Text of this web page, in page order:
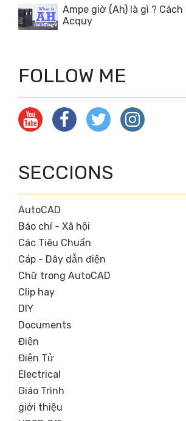
Ampe giờ (Ah) là gì ? Cách
Acquy
FOLLOW ME
SECCIONS
AutoCAD
Báo chí - Xã hội
Các Tiêu Chuẩn
Cáp - Dây dẫn điện
Chữ trong AutoCAD
Clip hay
DIY
Documents
Điện
Điện Tử
Electrical
Giáo Trình
giới thiệu